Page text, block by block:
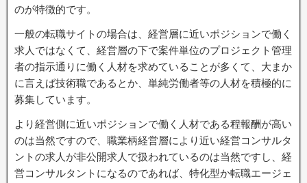
のが特徴的です。
一般の転職サイトの場合は、経営層に近いポジションで働く
求人ではなくて、経営層の下で案件単位のプロジェクト管理
者の指示通りに働く人材を求めていることが多くて、大まか
に言えば技術職であるとか、単純労働者等の人材を積極的に
募集しています。
より経営側に近いポジションで働く人材である程報酬が高い
のは当然ですので、職業柄経営層により近い経営コンサルタ
ントの求人が非公開求人で扱われているのは当然ですし、経
営コンサルタントになるのであれば、特化型か転職エージェ